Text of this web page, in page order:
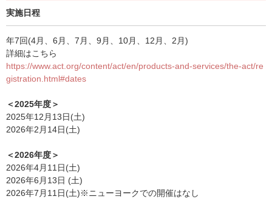
実施日程
年7回(4月、6月、7月、9月、10月、12月、2月)
詳細はこちら
https://www.act.org/content/act/en/products-and-services/the-act/re
gistration.html#dates
＜2025年度＞
2025年12月13日(土)
2026年2月14日(土)
＜2026年度＞
2026年4月11日(土)
2026年6月13日 (土)
2026年7月11日(土)※ニューヨークでの開催はなし